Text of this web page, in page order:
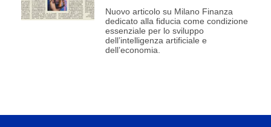
Nuovo articolo su Milano Finanza
dedicato alla fiducia come condizione
essenziale per lo sviluppo
dell’intelligenza artificiale e
dell’economia.